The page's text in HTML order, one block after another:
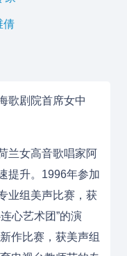
倩
歌剧院首席女中
兰女高音歌唱家阿
提升。1996年参加
业组美声比赛，获
心艺术团”的演
作比赛，获美声组